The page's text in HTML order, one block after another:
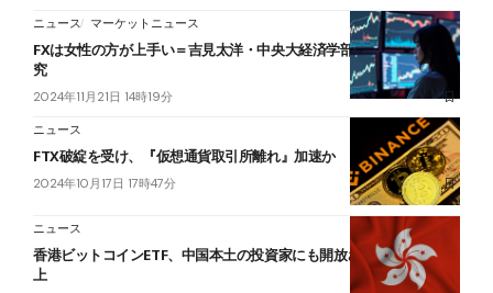
ニュース マーケットニュース
FXは女性の方が上手い＝吉見太洋・中央大経済学部 准教授の実証研
究
2024年11月21日 14時19分
ニュース
FTX破綻を受け、『仮想通貨取引所離れ』加速か
2024年10月17日 17時47分
ニュース
香港ビットコインETF、中国本土の投資家にも開放される可能性が浮
上